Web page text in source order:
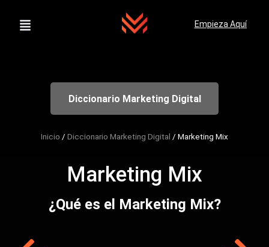
Empieza Aquí
Diccionario Marketing Digital
Inicio / Diccionario Marketing Digital / Marketing Mix
Marketing Mix
¿Qué es el Marketing Mix?